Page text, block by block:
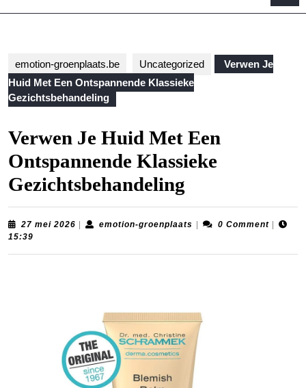
emotion-groenplaats.be Uncategorized
Verwen Je
Huid Met Een Ontspannende Klassieke
Gezichtsbehandeling
Verwen Je Huid Met Een
Ontspannende Klassieke
Gezichtsbehandeling
27 mei 2026 27
emotion-groenplaats emotion-0 Comment
15:39